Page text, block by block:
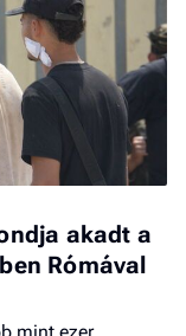
akadt a
Rómával